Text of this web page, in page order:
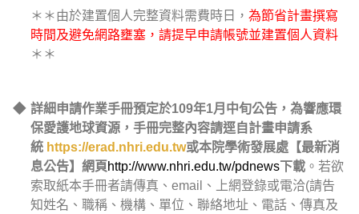
＊＊由於建置個人完整資料需費時日， 為節省計畫撰寫
時間及避免網路壅塞，請提早申請帳號並建置個人資料
＊＊
◆ 詳細申請作業手冊預定於109年1月中旬公告，為響應環
保愛護地球資源，手冊完整內容請逕自計畫申請系
統 https://erad.nhri.edu.tw或本院學術發展處【最新消
息公告】網頁 http://www.nhri.edu.tw/pdnews下載 。若欲
索取紙本手冊者請傳真、email、上網登錄或電洽(請告
知姓名、職稱、機構、單位、聯絡地址、電話、傳真及